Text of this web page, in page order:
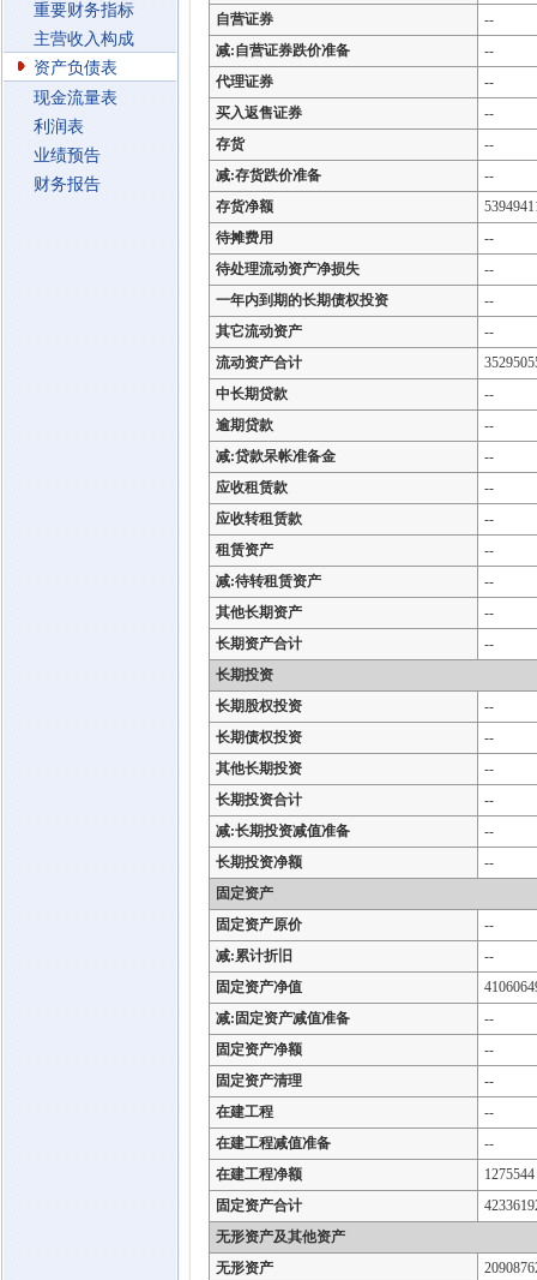
重要财务指标
主营收入构成
资产负债表
现金流量表
利润表
业绩预告
财务报告
自营证券
--
减:自营证券跌价准备
--
代理证券
--
买入返售证券
--
存货
--
减:存货跌价准备
--
存货净额
待摊费用
--
待处理流动资产净损失
--
一年内到期的长期债权投资
--
其它流动资产
--
流动资产合计
中长期贷款
--
逾期贷款
--
减:贷款呆帐准备金
--
应收租赁款
--
应收转租赁款
--
租赁资产
--
减:待转租赁资产
--
其他长期资产
--
长期资产合计
--
长期投资
长期股权投资
--
长期债权投资
--
其他长期投资
--
长期投资合计
--
减:长期投资减值准备
--
长期投资净额
--
固定资产
固定资产原价
--
减:累计折旧
--
固定资产净值
减:固定资产减值准备
--
固定资产净额
--
固定资产清理
--
在建工程
--
在建工程减值准备
--
在建工程净额
1275544
固定资产合计
无形资产及其他资产
无形资产